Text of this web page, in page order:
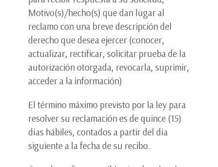
Motivo(s)/hecho(s) que dan lugar al
reclamo con una breve descripción del
derecho que desea ejercer (conocer,
actualizar, rectificar, solicitar prueba de la
autorización otorgada, revocarla, suprimir,
acceder a la información)
El término máximo previsto por la ley para
resolver su reclamación es de quince (15)
días hábiles, contados a partir del día
siguiente a la fecha de su recibo.